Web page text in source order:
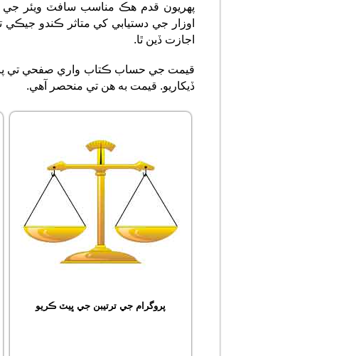
پهريون قدم هڪ مناسب سافٽ ويئر جي
اوزار جي دستيابي کي متاثر ڪندو
اجازت ڏين ٿا.
قيمت جي حساب ڪتاب واري صفحي تي
ڏيکاريو. قيمت به هن تي منحصر آهي.
پروگرام جي ترتيبن جي ڀيٽ ڪريو